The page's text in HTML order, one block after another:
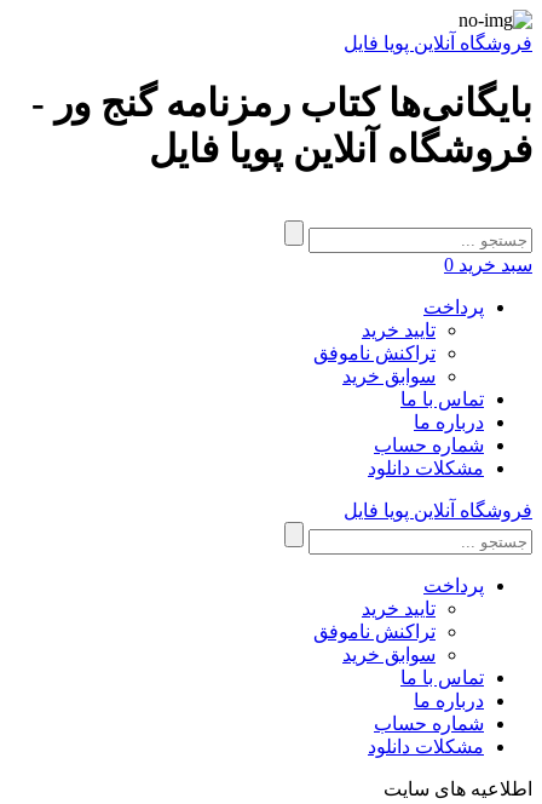
فروشگاه آنلاین پویا فایل
بایگانی‌ها کتاب رمزنامه گنج ور -
فروشگاه آنلاین پویا فایل
سبد خرید 0
پرداخت
تایید خرید
تراکنش ناموفق
سوابق خرید
تماس با ما
درباره ما
شماره حساب
مشکلات دانلود
فروشگاه آنلاین پویا فایل
پرداخت
تایید خرید
تراکنش ناموفق
سوابق خرید
تماس با ما
درباره ما
شماره حساب
مشکلات دانلود
اطلاعیه های سایت